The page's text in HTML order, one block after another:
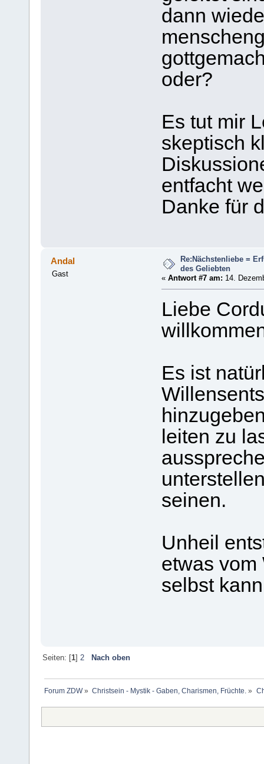
dann
oder?
Es tut mir
skeptisch
entfacht
Danke für
Andal
Gast
Re:Nächstenliebe =
des Geliebten
« Antwort #7 am: 14.
Liebe
Es ist
leiten zu
seinen.
Unheil
etwas vom
selbst
Seiten: [1] 2 Nach oben
Forum ZDW» Christsein - Mystik - Gaben, Charismen, Früchte. »